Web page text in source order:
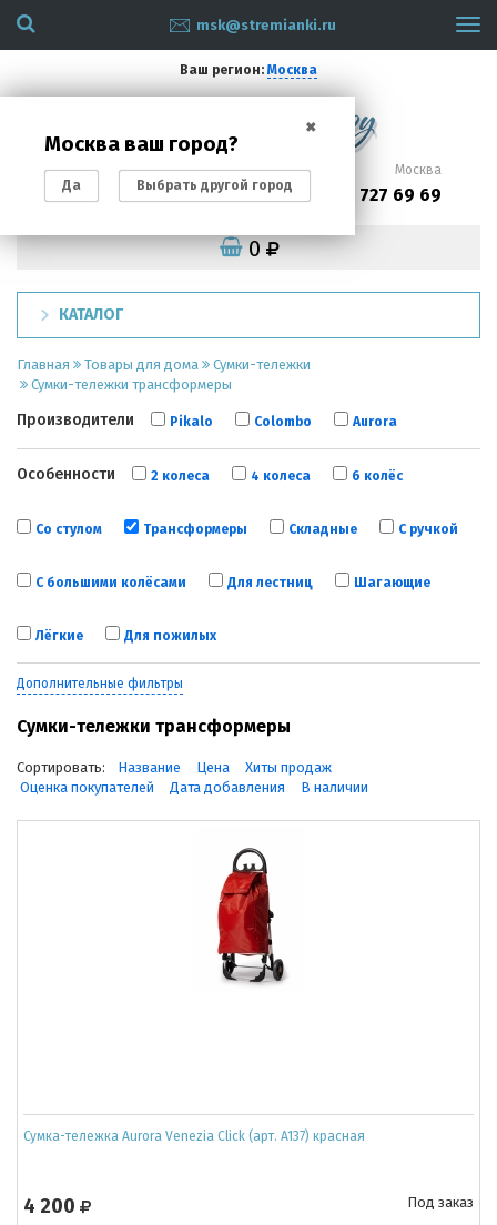
msk@stremianki.ru
Ваш регион: Москва
✖
Москва ваш город?
Да Выбрать другой город
Санкт-Петербург
(812) 200 87 93
Москва
(495) 727 69 69
0
КАТАЛОГ
Главная Товары для дома
Сумки-тележки
Сумки-тележки трансформеры
Производители Pikalo Colombo Aurora
Особенности 2 колеса 4 колеса 6 колёс
Со стулом Трансформеры Складные С ручкой
С большими колёсами Для лестниц Шагающие
Лёгкие Для пожилых
Дополнительные фильтры
Сумки-тележки трансформеры
Сортировать: Название Цена
Хиты продаж
Оценка покупателей
Дата добавления В наличии
Сумка-тележка Aurora Venezia Click (арт. A137) красная
4 200 Под заказ